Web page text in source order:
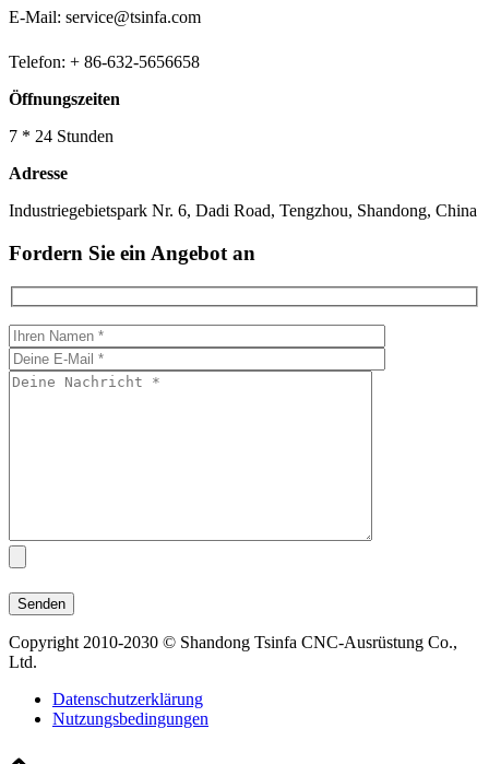
E-Mail: service@tsinfa.com
Telefon: + 86-632-5656658
Öffnungszeiten
7 * 24 Stunden
Adresse
Industriegebietspark Nr. 6, Dadi Road, Tengzhou, Shandong, China
Fordern Sie ein Angebot an
Copyright 2010-2030 © Shandong Tsinfa CNC-Ausrüstung Co.,
Ltd.
Datenschutzerklärung
Nutzungsbedingungen